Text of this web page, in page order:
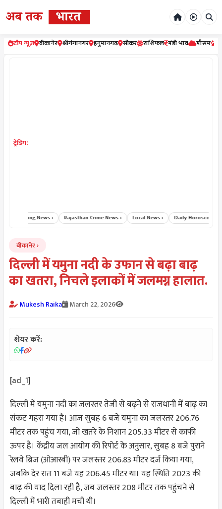
टॉप न्यूज़ बीकानेर श्रीगंगानगर हनुमानगढ़ सीकर राशिफल मंडी भाव मौसम
ट्रेडिंग:
Breaking News › Rajasthan Crime News › Local News › Daily Horoscope Hindi
बीकानेर
दिल्ली में यमुना नदी के उफान से बढ़ा बाढ़
का खतरा, निचले इलाकों में जलमग्न हालात.
Mukesh Raika March 22, 2026
शेयर करें:
[ad_1]
दिल्ली में यमुना नदी का जलस्तर तेजी से बढ़ने से राजधानी में बाढ़ का
संकट गहरा गया है। आज सुबह 6 बजे यमुना का जलस्तर 206.76
मीटर तक पहुंच गया, जो खतरे के निशान 205.33 मीटर से काफी
ऊपर है। केंद्रीय जल आयोग की रिपोर्ट के अनुसार, सुबह 8 बजे पुराने
रेलवे ब्रिज (ओआरबी) पर जलस्तर 206.83 मीटर दर्ज किया गया,
जबकि देर रात 11 बजे यह 206.45 मीटर था। यह स्थिति 2023 की
बाढ़ की याद दिला रही है, जब जलस्तर 208 मीटर तक पहुंचने से
दिल्ली में भारी तबाही मची थी।